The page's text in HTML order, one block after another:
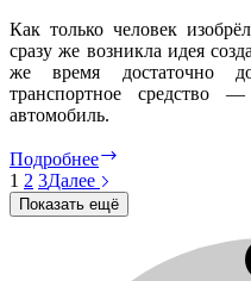
Как только человек
сразу же возникла идея
же время достаточно
транспортное средство
автомобиль.
Подробнее
1 2 3Далее
Показать ещё